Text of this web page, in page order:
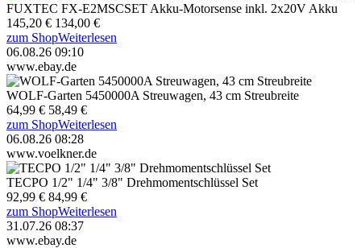
FUXTEC FX-E2MSCSET Akku-Motorsense inkl. 2x20V Akku
145,20 € 134,00 €
zum ShopWeiterlesen
06.08.26 09:10
www.ebay.de
WOLF-Garten 5450000A Streuwagen, 43 cm Streubreite
64,99 € 58,49 €
zum ShopWeiterlesen
06.08.26 08:28
www.voelkner.de
TECPO 1/2" 1/4" 3/8" Drehmomentschlüssel Set
92,99 € 84,99 €
zum ShopWeiterlesen
31.07.26 08:37
www.ebay.de